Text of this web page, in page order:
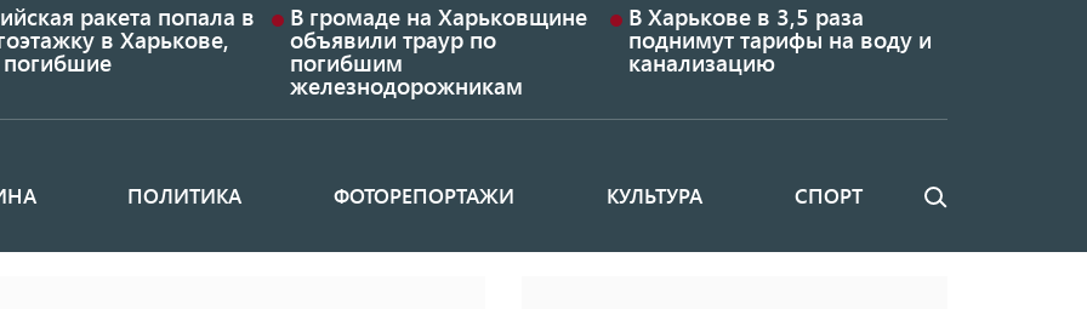
ракета попала в
в Харькове,
погибшие
В громаде на Харьковщине
объявили траур по
погибшим
железнодорожникам
В Харькове в 3,5 раза
поднимут тарифы на воду и
канализацию
ПОЛИТИКА ФОТОРЕПОРТАЖИ КУЛЬТУРА СПОРТ Поиск